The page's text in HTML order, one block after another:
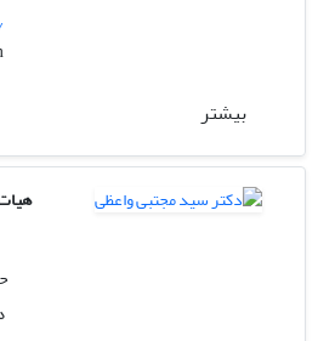
m.nejabatkhah
بیشتر